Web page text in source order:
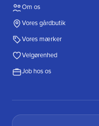
Om os
Vores gårdbutik
Vores mærker
Velgørenhed
Job hos os